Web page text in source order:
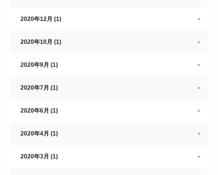
2020年12月 (1)
2020年10月 (1)
2020年9月 (1)
2020年7月 (1)
2020年6月 (1)
2020年4月 (1)
2020年3月 (1)